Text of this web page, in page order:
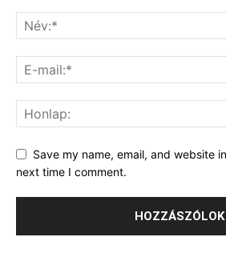
Save my name, email, and website
next time I comment.